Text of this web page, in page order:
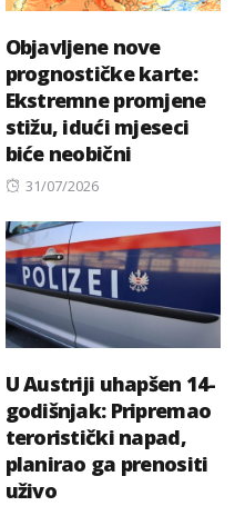
Objavljene nove
prognostičke karte:
Ekstremne promjene
stižu, idući mjeseci
biće neobični
Posted
31/07/2026
U Austriji uhapšen 14-
godišnjak: Pripremao
teroristički napad,
planirao ga prenositi
uživo